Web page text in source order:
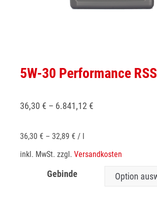
5W-30 Performance RSS
36,30 € – 6.841,12 €
36,30€ –32,89€ /
inkl. MwSt. zzgl.Versandkosten
Gebinde